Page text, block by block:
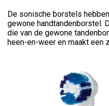
De sonische borstels
gewone handtandenborstel.
die van de gewone
heen-en-weer en maakt een